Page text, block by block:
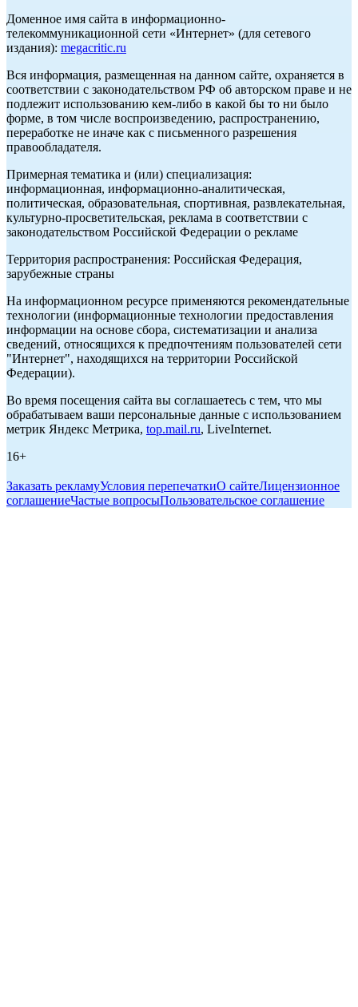
Доменное имя сайта в информационно-
телекоммуникационной сети «Интернет» (для сетевого
издания): megacritic.ru
Вся информация, размещенная на данном сайте, охраняется в
соответствии с законодательством РФ об авторском праве и не
подлежит использованию кем-либо в какой бы то ни было
форме, в том числе воспроизведению, распространению,
переработке не иначе как с письменного разрешения
правообладателя.
Примерная тематика и (или) специализация:
информационная, информационно-аналитическая,
политическая, образовательная, спортивная, развлекательная,
культурно-просветительская, реклама в соответствии с
законодательством Российской Федерации о рекламе
Территория распространения: Российская Федерация,
зарубежные страны
На информационном ресурсе применяются рекомендательные
технологии (информационные технологии предоставления
информации на основе сбора, систематизации и анализа
сведений, относящихся к предпочтениям пользователей сети
"Интернет", находящихся на территории Российской
Федерации).
Во время посещения сайта вы соглашаетесь с тем, что мы
обрабатываем ваши персональные данные с использованием
метрик Яндекс Метрика, top.mail.ru, LiveInternet.
16+
Заказать рекламуУсловия перепечаткиО сайтеЛицензионное
соглашениеЧастые вопросыПользовательское соглашение